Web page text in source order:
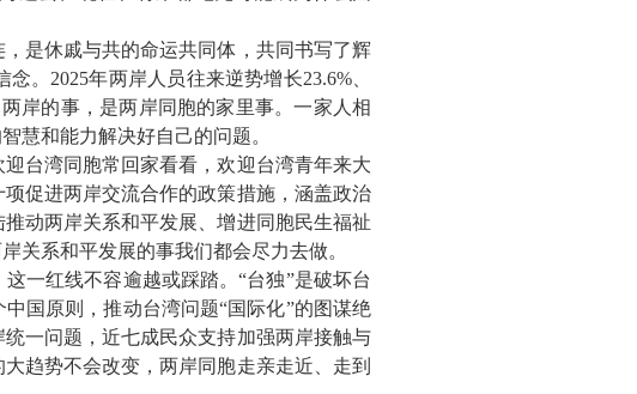
是休戚与共的命运共同体，共同书写了辉
。2025年两岸人员往来逆势增长23.6%、
岸的事，是两岸同胞的家里事。一家人相
慧和能力解决好自己的问题。
台湾同胞常回家看看，欢迎台湾青年来大
促进两岸交流合作的政策措施，涵盖政治
动两岸关系和平发展、增进同胞民生福祉
关系和平发展的事我们都会尽力去做。
一红线不容逾越或踩踏。“台独”是破坏台
国原则，推动台湾问题“国际化”的图谋绝
一问题，近七成民众支持加强两岸接触与
趋势不会改变，两岸同胞走亲走近、走到